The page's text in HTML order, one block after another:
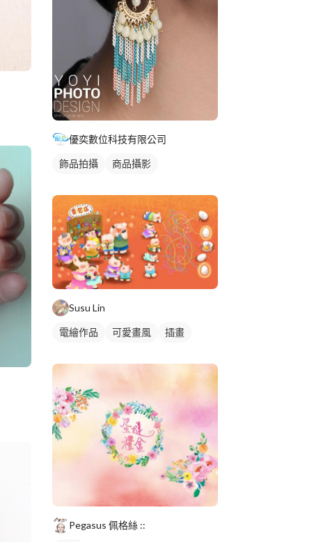
優奕數位科技有限公司
飾品拍攝 商品攝影
Susu Lin
電繪作品 可愛畫風 插畫
Pegasus 佩格絲 ::